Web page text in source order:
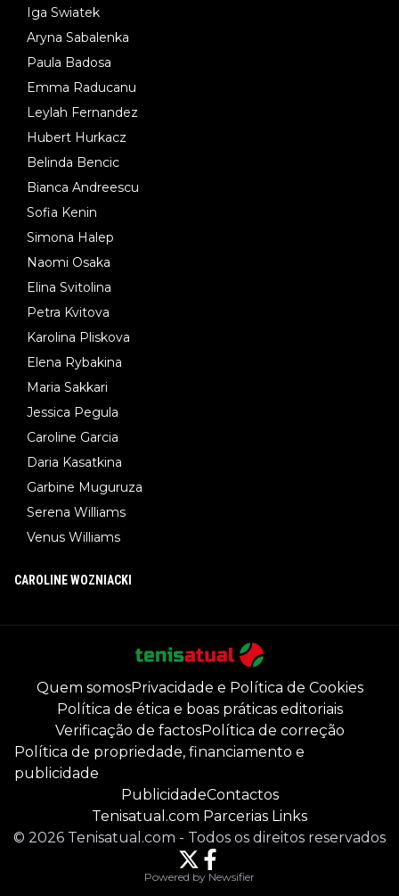
Iga Swiatek
Aryna Sabalenka
Paula Badosa
Emma Raducanu
Leylah Fernandez
Hubert Hurkacz
Belinda Bencic
Bianca Andreescu
Sofia Kenin
Simona Halep
Naomi Osaka
Elina Svitolina
Petra Kvitova
Karolina Pliskova
Elena Rybakina
Maria Sakkari
Jessica Pegula
Caroline Garcia
Daria Kasatkina
Garbine Muguruza
Serena Williams
Venus Williams
CAROLINE WOZNIACKI
Quem somosPrivacidade e Política de Cookies
Política de ética e boas práticas editoriais
Verificação de factosPolítica de correção
Política de propriedade, financiamento e
publicidade
PublicidadeContactos
Tenisatual.com Parcerias Links
© 2026 Tenisatual.com - Todos os direitos reservados
Powered by Newsifier